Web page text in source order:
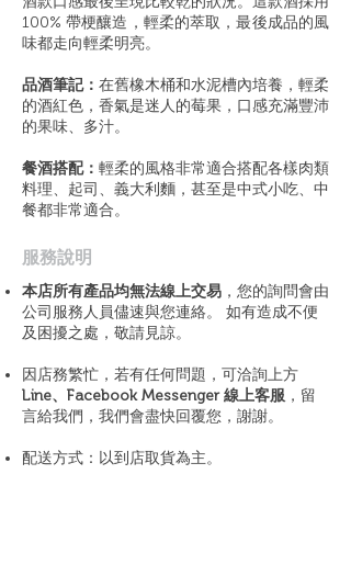
100% 帶梗釀造，輕柔的萃取，最後成品的風
味都走向輕柔明亮。
品酒筆記： 在舊橡木桶和水泥槽內培養，輕柔
的酒紅色，香氣是迷人的莓果，口感充滿豐沛
的果味、多汁。
餐酒搭配： 輕柔的風格非常適合搭配各樣肉類
料理、起司、義大利麵，甚至是中式小吃、中
餐都非常適合。
​服務說明
本店所有產品均無法線上交易 ，您的詢問會由
公司服務人員儘速與您連絡。 如有造成不便
及困擾之處，敬請見諒。
因店務繁忙，若有任何問題，可洽詢上方
Line、Facebook Messenger 線上客服 ，留
言給我們，我們會盡快回覆您，謝謝。
配送方式：以到店取貨為主。